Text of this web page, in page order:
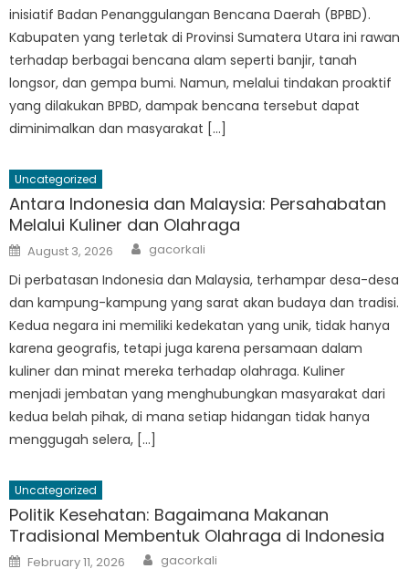
inisiatif Badan Penanggulangan Bencana Daerah (BPBD).
Kabupaten yang terletak di Provinsi Sumatera Utara ini rawan
terhadap berbagai bencana alam seperti banjir, tanah
longsor, dan gempa bumi. Namun, melalui tindakan proaktif
yang dilakukan BPBD, dampak bencana tersebut dapat
diminimalkan dan masyarakat […]
Uncategorized
Antara Indonesia dan Malaysia: Persahabatan
Melalui Kuliner dan Olahraga
Posted
on
August 3, 2026 Author
gacorkali
Di perbatasan Indonesia dan Malaysia, terhampar desa-desa
dan kampung-kampung yang sarat akan budaya dan tradisi.
Kedua negara ini memiliki kedekatan yang unik, tidak hanya
karena geografis, tetapi juga karena persamaan dalam
kuliner dan minat mereka terhadap olahraga. Kuliner
menjadi jembatan yang menghubungkan masyarakat dari
kedua belah pihak, di mana setiap hidangan tidak hanya
menggugah selera, […]
Uncategorized
Politik Kesehatan: Bagaimana Makanan
Tradisional Membentuk Olahraga di Indonesia
Posted
on
February 11, 2026 Author
gacorkali